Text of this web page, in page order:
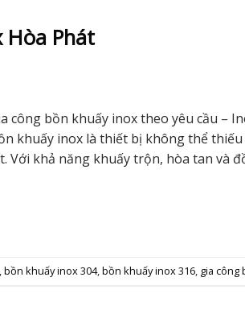
Hòa Phát
công bồn khuấy inox theo yêu cầu –
khuấy inox là thiết bị không thể
Với khả năng khuấy trộn, hòa tan và
,bồn khuấy inox 304,bồn khuấy inox 316, gia công